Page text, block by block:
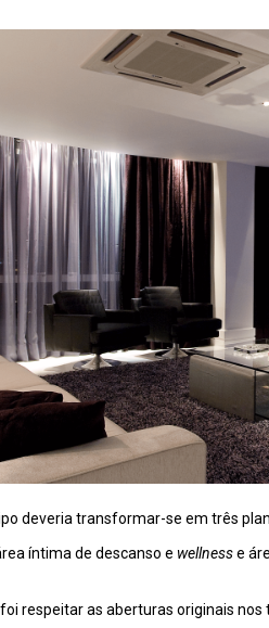
deveria transformar-se em três
íntima de descanso e wellnesse
respeitar as aberturas originais